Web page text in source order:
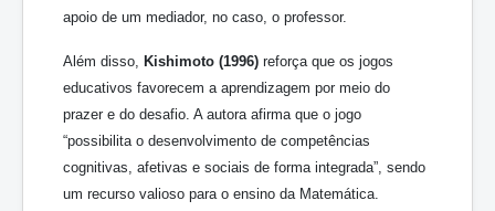
apoio de um mediador, no caso, o professor.
Além disso, Kishimoto (1996) reforça que os jogos
educativos favorecem a aprendizagem por meio do
prazer e do desafio. A autora afirma que o jogo
“possibilita o desenvolvimento de competências
cognitivas, afetivas e sociais de forma integrada”, sendo
um recurso valioso para o ensino da Matemática.